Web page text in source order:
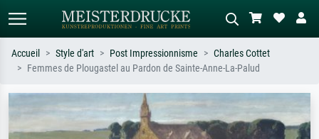
Recherchez par artiste, titre ou style –
ex. Monet, Nuit étoilée,
impressionnisme, vague de Hokusai,
Décrivez la scène – ex. prairie verte,
abstrait avec beaucoup de rouge,
tableau sombre, nu debout près d'un
Accueil Style d'art Post Impressionnisme
Charles Cottet
Femmes de Plougastel au Pardon de Sainte-Anne-La-Palud